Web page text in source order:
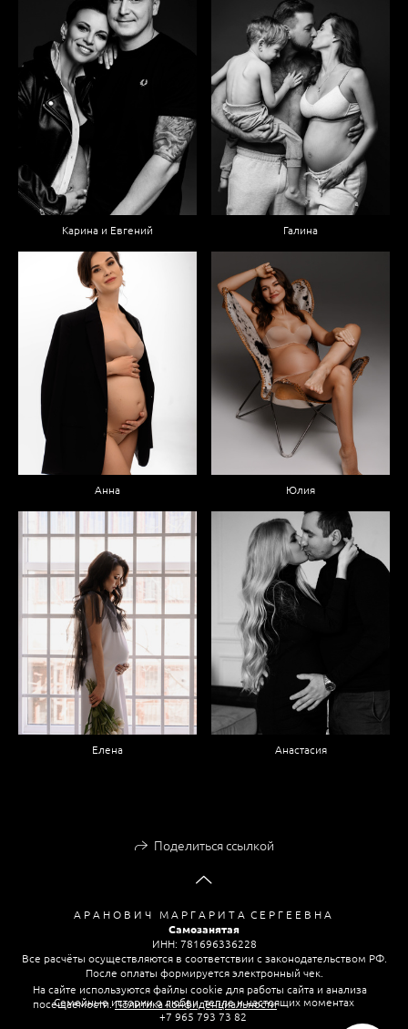
Карина и Евгений Галина
Анна Юлия
Елена Анастасия
Поделиться ссылкой
А Р А Н О В И Ч М А Р Г А Р И Т А С Е Р Г Е Е В Н А
Самозанятая
ИНН: 781696336228
Все расчёты осуществляются в соответствии с законодательством РФ.
После оплаты формируется электронный чек.
Семейные истории о любви, тепле и настоящих моментах
+7 965 793 73 82
На сайте используются файлы cookie для работы сайта и анализа
посещаемости.Политика конфиденциальности